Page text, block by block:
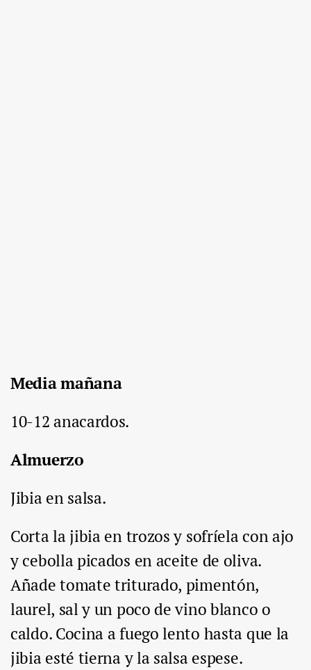
Media mañana
10-12 anacardos.
Almuerzo
Jibia en salsa.
Corta la jibia en trozos y sofríela con ajo
y cebolla picados en aceite de oliva.
Añade tomate triturado, pimentón,
laurel, sal y un poco de vino blanco o
caldo. Cocina a fuego lento hasta que la
jibia esté tierna y la salsa espese.